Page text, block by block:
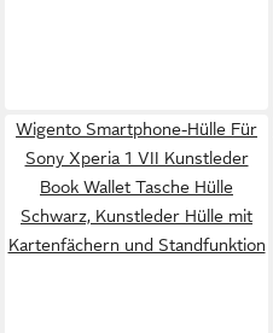
Wigento Smartphone-Hülle Für
Sony Xperia 1 VII Kunstleder
Book Wallet Tasche Hülle
Schwarz, Kunstleder Hülle mit
Kartenfächern und Standfunktion